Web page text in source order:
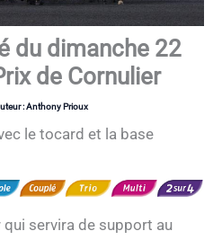
du dimanche 22
de Cornulier
:Anthony Prioux
le tocard et la base
qui servira de support au